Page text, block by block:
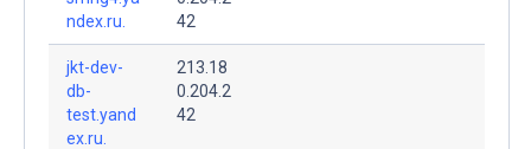
ndex.ru.
42
jkt-dev-
db-
test.yand
ex.ru.
213.18
0.204.2
42